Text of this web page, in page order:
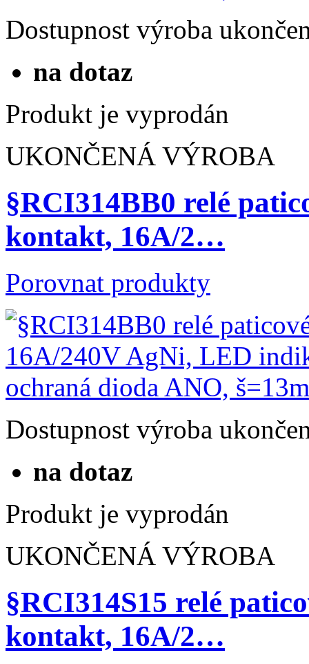
Dostupnost výroba
na dotaz
Produkt je vyprodán
UKONČENÁ VÝROBA
§RCI314BB0 relé
kontakt, 16A/2…
Porovnat produkty
Dostupnost výroba
na dotaz
Produkt je vyprodán
UKONČENÁ VÝROBA
§RCI314S15 relé
kontakt, 16A/2…